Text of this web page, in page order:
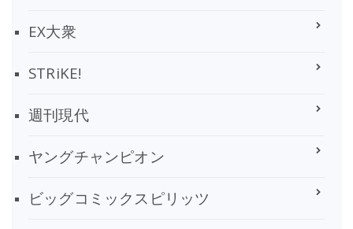
EX大衆
STRiKE!
週刊現代
ヤングチャンピオン
ビッグコミックスピリッツ